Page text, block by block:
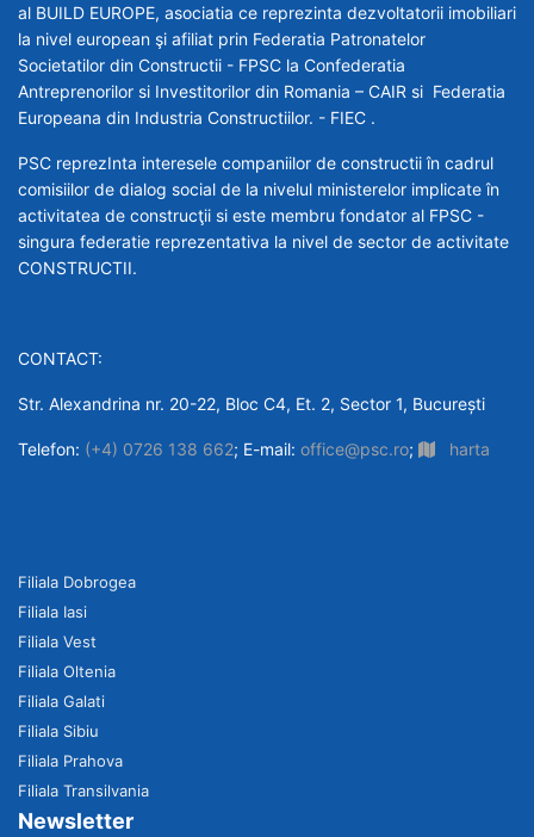
al BUILD EUROPE, asociatia ce reprezinta dezvoltatorii imobiliari
la nivel european şi afiliat prin Federatia Patronatelor
Societatilor din Constructii - FPSC la Confederatia
Antreprenorilor si Investitorilor din Romania – CAIR si Federatia
Europeana din Industria Constructiilor. - FIEC .
PSC reprezInta interesele companiilor de constructii în cadrul
comisiilor de dialog social de la nivelul ministerelor implicate în
activitatea de construcţii si este membru fondator al FPSC -
singura federatie reprezentativa la nivel de sector de activitate
CONSTRUCTII.
CONTACT:
Str. Alexandrina nr. 20-22, Bloc C4, Et. 2, Sector 1, București
Telefon: (+4) 0726 138 662; E-mail: office@psc.ro; harta
Filiala Dobrogea
Filiala Iasi
Filiala Vest
Filiala Oltenia
Filiala Galati
Filiala Sibiu
Filiala Prahova
Filiala Transilvania
Newsletter